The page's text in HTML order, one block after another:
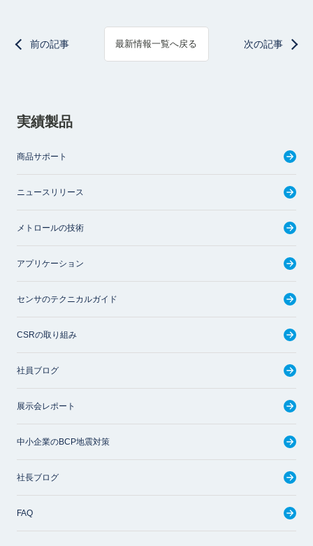
前の記事 最新情報一覧へ戻る 次の記事
実績製品
商品サポート
ニュースリリース
メトロールの技術
アプリケーション
センサのテクニカルガイド
CSRの取り組み
社員ブログ
展示会レポート
中小企業のBCP地震対策
社長ブログ
FAQ